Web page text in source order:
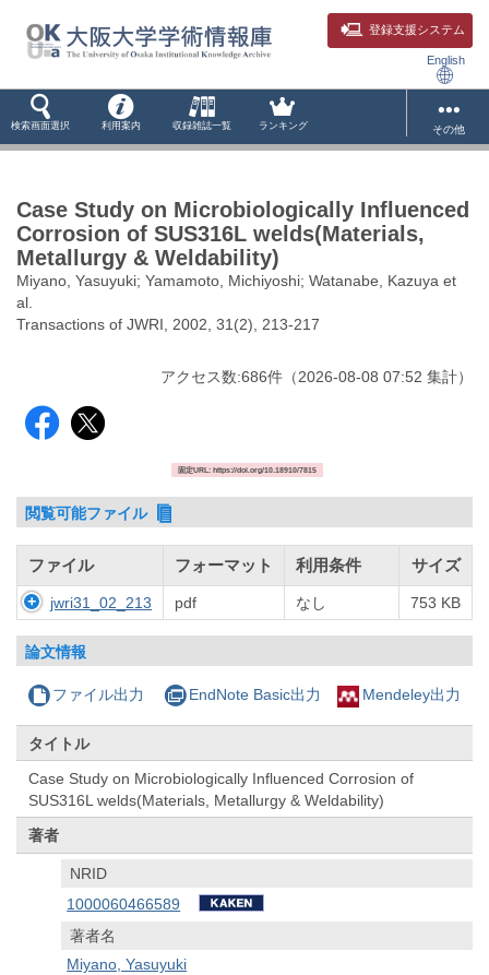
登録支援システム
English
検索画面選択 利用案内 収録雑誌一覧 ランキング その他
Case Study on Microbiologically Influenced
Corrosion of SUS316L welds(Materials,
Metallurgy & Weldability)
Miyano, Yasuyuki; Yamamoto, Michiyoshi; Watanabe, Kazuya et
al.
Transactions of JWRI, 2002, 31(2), 213-217
アクセス数:686件 （2026-08-08 07:52 集計）
固定URL: https://doi.org/10.18910/7815
閲覧可能ファイル
ファイル フォーマット 利用条件 サイズ
jwri31_02_213 pdf なし 753 KB
論文情報
ファイル出力 EndNote Basic出力 Mendeley出力
タイトル
Case Study on Microbiologically Influenced Corrosion of
SUS316L welds(Materials, Metallurgy & Weldability)
著者
NRID
1000060466589
著者名
Miyano, Yasuyuki